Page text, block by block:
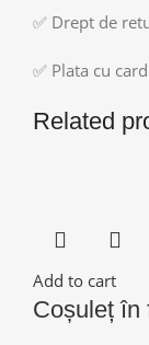
✅ Drept de
✅ Plata cu
Related
Add to cart
Coșuleț în